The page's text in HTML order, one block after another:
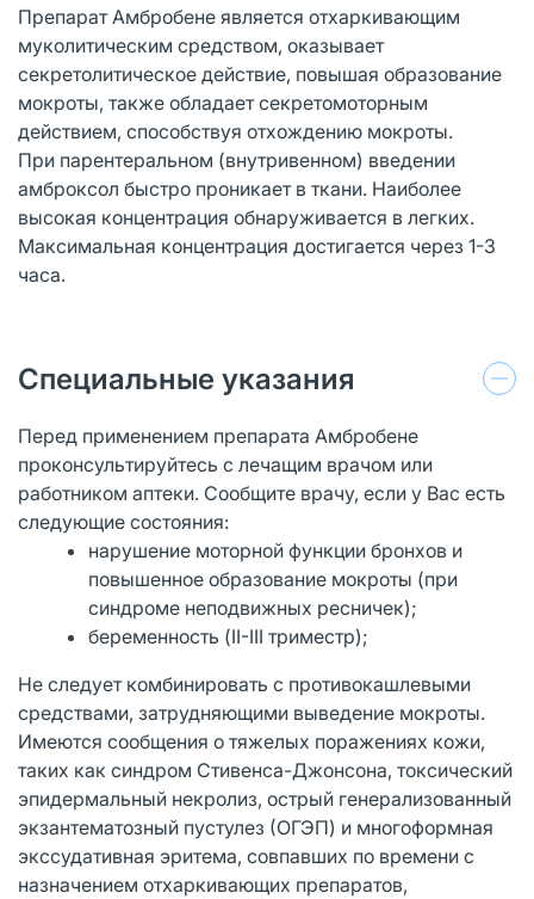
Препарат Амбробене является отхаркивающим
муколитическим средством, оказывает
секретолитическое действие, повышая образование
мокроты, также обладает секретомоторным
действием, способствуя отхождению мокроты.
При парентеральном (внутривенном) введении
амброксол быстро проникает в ткани. Наиболее
высокая концентрация обнаруживается в легких.
Максимальная концентрация достигается через 1-3
часа.
Специальные указания
Перед применением препарата Амбробене
проконсультируйтесь с лечащим врачом или
работником аптеки. Сообщите врачу, если у Вас есть
следующие состояния:
нарушение моторной функции бронхов и
повышенное образование мокроты (при
синдроме неподвижных ресничек);
беременность (II-III триместр);
Не следует комбинировать с противокашлевыми
средствами, затрудняющими выведение мокроты.
Имеются сообщения о тяжелых поражениях кожи,
таких как синдром Стивенса-Джонсона, токсический
эпидермальный некролиз, острый генерализованный
экзантематозный пустулез (ОГЭП) и многоформная
экссудативная эритема, совпавших по времени с
назначением отхаркивающих препаратов,